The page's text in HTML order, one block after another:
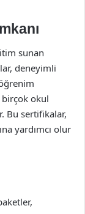
sunan
deneyimli
okul
Bu sertifikalar,
yardımcı olur